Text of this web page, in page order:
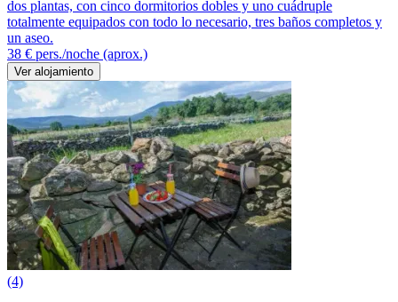
dos plantas, con cinco dormitorios dobles y uno cuádruple
totalmente equipados con todo lo necesario, tres baños completos y
un aseo.
38 € pers./noche (aprox.)
Ver alojamiento
(4)